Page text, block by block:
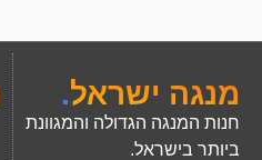
מנגה ישראל.
חנות המנגה הגדולה והמגוונת
ביותר בישראל.